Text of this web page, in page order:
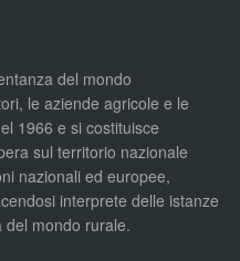
del mondo
le aziende agricole e le
1966 e si costituisce
sul territorio nazionale
nazionali ed europee,
interprete delle istanze
mondo rurale.